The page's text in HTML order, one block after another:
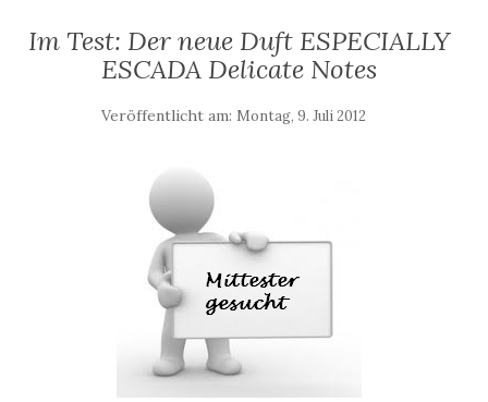
Im Test: Der neue Duft ESPECIALLY
ESCADA Delicate Notes
Veröffentlicht am: Montag, 9. Juli 2012